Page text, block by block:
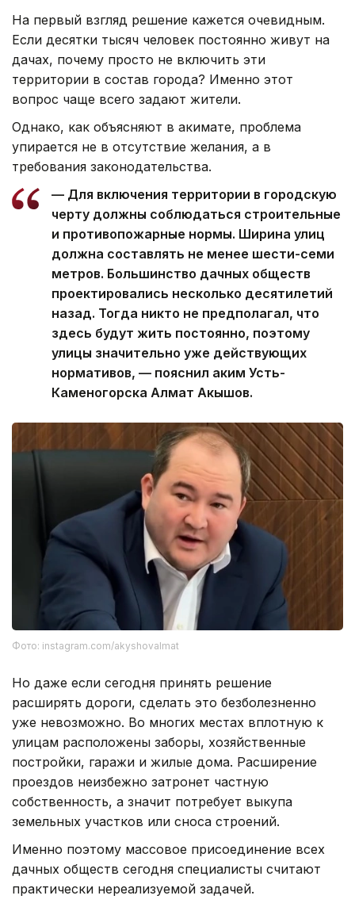
На первый взгляд решение кажется очевидным.
Если десятки тысяч человек постоянно живут на
дачах, почему просто не включить эти
территории в состав города? Именно этот
вопрос чаще всего задают жители.
Однако, как объясняют в акимате, проблема
упирается не в отсутствие желания, а в
требования законодательства.
— Для включения территории в городскую
черту должны соблюдаться строительные
и противопожарные нормы. Ширина улиц
должна составлять не менее шести-семи
метров. Большинство дачных обществ
проектировались несколько десятилетий
назад. Тогда никто не предполагал, что
здесь будут жить постоянно, поэтому
улицы значительно уже действующих
нормативов, — пояснил аким Усть-
Каменогорска Алмат Акышов.
Фото: instagram.com/akyshovalmat
Но даже если сегодня принять решение
расширять дороги, сделать это безболезненно
уже невозможно. Во многих местах вплотную к
улицам расположены заборы, хозяйственные
постройки, гаражи и жилые дома. Расширение
проездов неизбежно затронет частную
собственность, а значит потребует выкупа
земельных участков или сноса строений.
Именно поэтому массовое присоединение всех
дачных обществ сегодня специалисты считают
практически нереализуемой задачей.